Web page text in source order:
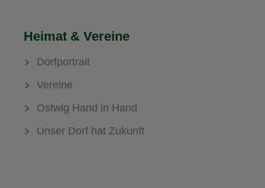
Heimat & Vereine
Dorfportrait
Vereine
Ostwig Hand in Hand
Unser Dorf hat Zukunft